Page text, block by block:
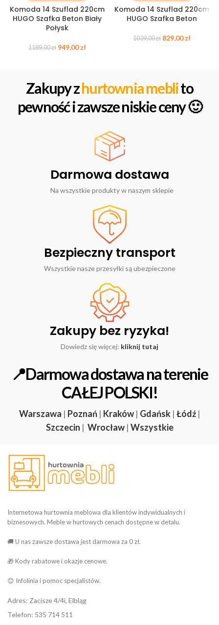
Komoda 14 Szuflad 220cm
HUGO Szafka Beton Biały
Połysk
1189,00zł 949,00zł
Komoda 14 Szuflad 220cm
HUGO Szafka Beton
1039,00zł 829,00zł
Zakupy zhurtownia meblito
pewność i zawsze niskie ceny 🙂
Darmowa dostawa
Na wszystkie produkty w naszym sklepie
Bezpieczny transport
Wszystkie nasze przesyłki są ubezpieczone
Zakupy bez ryzyka!
Dowiedz się więcej: kliknij tutaj
📍Darmowa dostawa na terenie
CAŁEJ POLSKI!
Warszawa | Poznań | Kraków | Gdańsk | Łódź |
Szczecin | Wrocław | Wszystkie
Internetowa hurtownia meblowa dla klientów indywidualnych i
biznesowych. Meble w hurtowych cenach dostępne w detalu.
🚚 U nas zawsze dostawa jest darmowa za 0 zł.
🎁 Kody rabatowe i okazje cenowe.
😊 Infolinia i pomoc specjalistów.
Adres: Zacisze 4/4i, Elbląg
Telefon: 535 714 511